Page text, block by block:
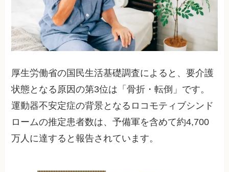
厚生労働省の国民生活基礎調査によると、要介護
状態となる原因の第3位は「骨折・転倒」です。
運動器不安定症の背景となるロコモティブシンド
ロームの推定患者数は、予備軍を含めて約4,700
万人に達すると報告されています。